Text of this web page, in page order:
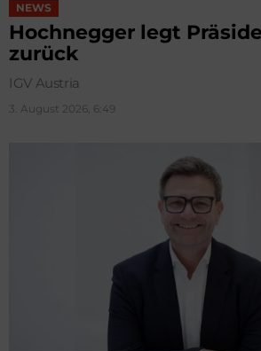
NEWS
Hochnegger legt
zurück
IGV Austria
3. August 2026, 6:49